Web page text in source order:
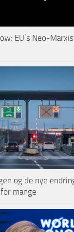
EU’s Neo-
og de nye
mange